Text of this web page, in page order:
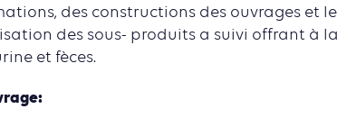
des constructions des ouvrages et
des sous- produits a suivi offrant à
et fèces.